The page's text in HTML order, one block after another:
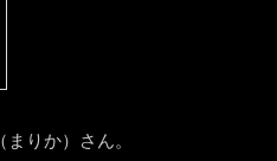
りか）さん。